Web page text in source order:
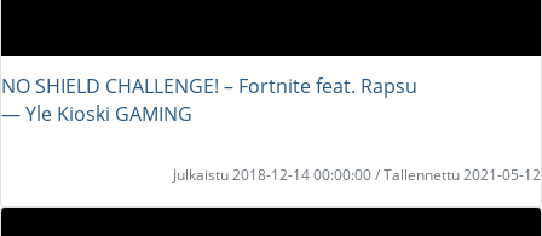
NO SHIELD CHALLENGE! – Fortnite feat. Rapsu
― Yle Kioski GAMING
Julkaistu 2018-12-14 00:00:00 / Tallennettu 2021-05-12